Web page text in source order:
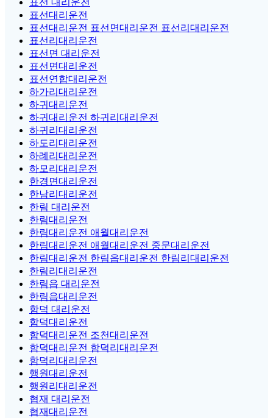
표선대리운전
표선대리운전 표선면대리운전 표선리대리운전
표선리대리운전
표선면 대리운전
표선면대리운전
표선연합대리운전
하가리대리운전
하귀대리운전
하귀대리운전 하귀리대리운전
하귀리대리운전
하도리대리운전
하례리대리운전
하모리대리운전
한경면대리운전
한남리대리운전
한림 대리운전
한림대리운전
한림대리운전 애월대리운전
한림대리운전 애월대리운전 중문대리운전
한림대리운전 한림읍대리운전 한림리대리운전
한림리대리운전
한림읍 대리운전
한림읍대리운전
함덕 대리운전
함덕대리운전
함덕대리운전 조천대리운전
함덕대리운전 함덕리대리운전
함덕리대리운전
행원대리운전
행원리대리운전
협재 대리운전
협재대리운전